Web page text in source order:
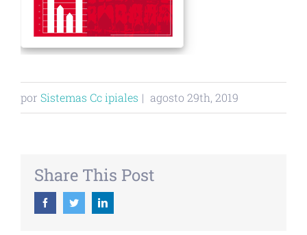
por Sistemas Cc ipiales | agosto 29th, 2019
Share This Post
FacebookTwitterLinkedin